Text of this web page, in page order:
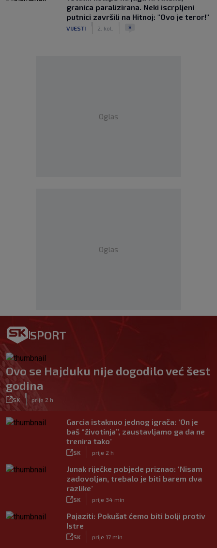
granica paralizirana. Neki iscrpljeni
putnici završili na Hitnoj: "Ovo je teror!"
VIJESTI 2. kol. 8
Oglas
Oglas
SPORT
Ovo se Hajduku nije dogodilo već šest
godina
SK prije 2 h
Garcia istaknuo jednog igrača: ‘On je
baš “životinja”, zaustavljamo ga da ne
trenira tako’
SK prije 2 h
Junak riječke pobjede priznao: ‘Nisam
zadovoljan, trebalo je biti barem dva
razlike’
SK prije 34 min
Pajaziti: Pokušat ćemo biti bolji protiv
Istre
SK prije 17 min